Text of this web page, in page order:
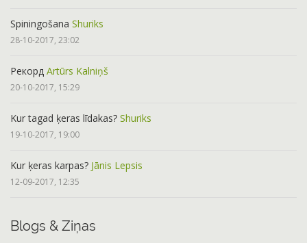
Spiningošana Shuriks
28-10-2017, 23:02
Рекорд Artūrs Kalniņš
20-10-2017, 15:29
Kur tagad ķeras līdakas? Shuriks
19-10-2017, 19:00
Kur ķeras karpas? Jānis Lepsis
12-09-2017, 12:35
Blogs & Ziņas